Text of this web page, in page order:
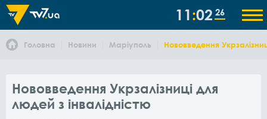
11 02 26
Головна Новини Маріуполь Нововведення
Нововведення Укрзалізниці для
людей з інвалідністю